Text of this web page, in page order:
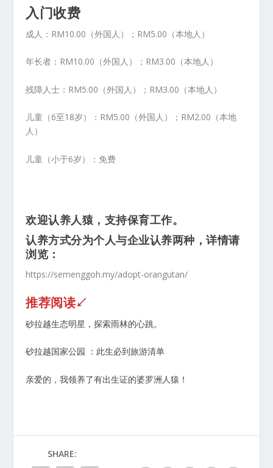
入门收费
成人：RM10.00（外国人）；RM5.00（本地人）
年长者：RM10.00（外国人）；RM3.00（本地人）
残障人士：RM5.00（外国人）；RM3.00（本地人）
儿童（6至18岁）：RM5.00（外国人）；RM2.00（本地
人）
儿童（小于6岁）：免费
欢迎认养人猿，支持保育工作。
认养方式分为个人与企业认养两种，详情请
浏览：
https://semenggoh.my/adopt-orangutan/
推荐阅读↙
砂拉越生态明星，探索雨林的心跳。
砂拉越国家公园 ：此生必到旅游清单
亲爱的，我领养了有出生证的婆罗洲人猿！
SHARE: